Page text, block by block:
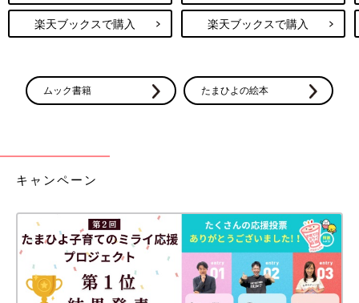
楽天ブックスで購入 楽天ブックスで購入
ムック書籍 たまひよの絵本
キャンペーン